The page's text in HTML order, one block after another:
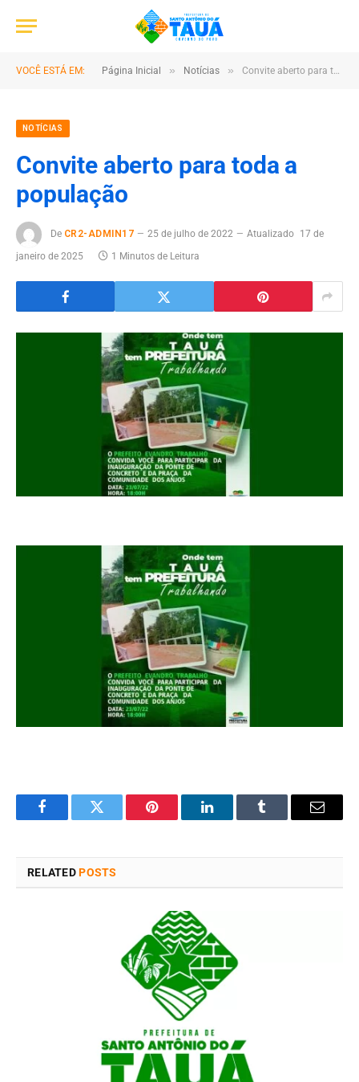
VOCÊ ESTÁ EM: Página Inicial » Notícias » Convite aberto para toda a população
NOTÍCIAS
Convite aberto para toda a
população
De CR2-ADMIN17 25 de julho de 2022 Atualizado 17 de
janeiro de 2025
1 Minutos de Leitura
FacebookTwitter Pinterest LinkedInTumblr Email
RELATEDPOSTS